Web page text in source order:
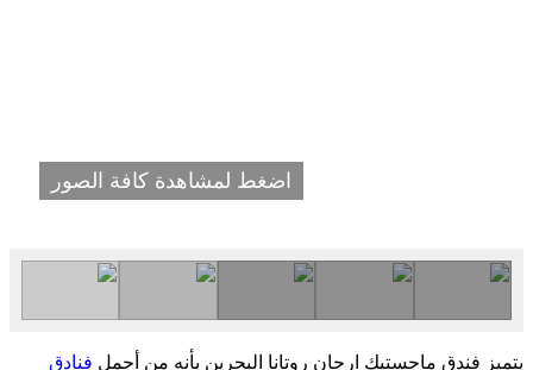
اضغط لمشاهدة كافة الصور
يتميز فندق ماجستيك ارجان روتانا البحرين بأنه من أجمل فنادق